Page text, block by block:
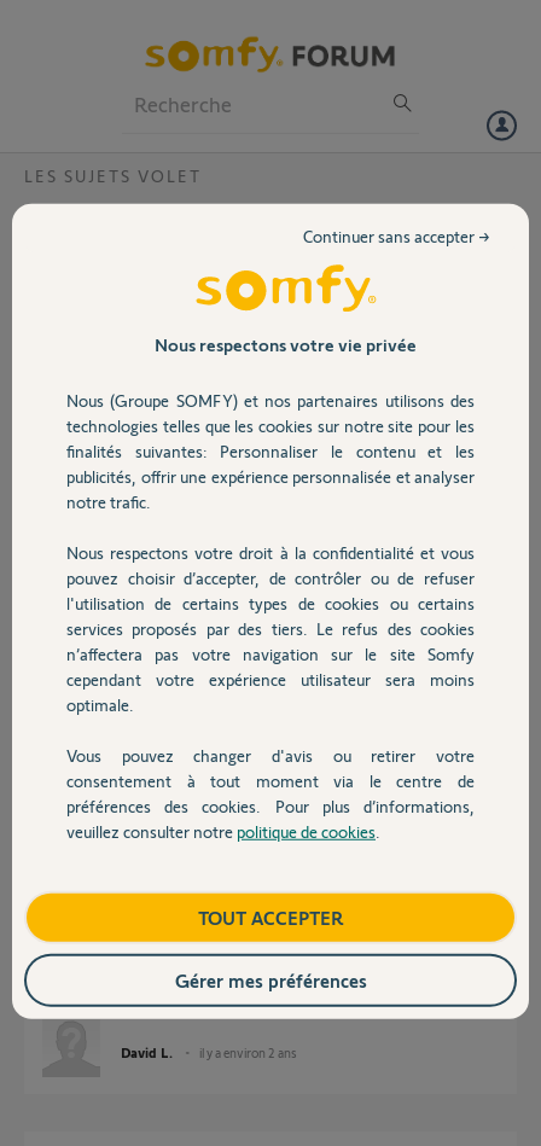
Volet
Sécurité
Domotique
Chauffage
Autres produits
Devis avec un pro
Contact
LES SUJETS VOLET
L’un de mes volets roulants io a disparu de mon application du jour au
Je n’arrive pas à le remettre
PIN TaHoma : 2034-8576-5185
il y a environ 2 ans
Réponses
J'ai pu récupérer le volet manquant.
Bonne journée,
il y a environ 2 ans
Bonjour Vanessa,
Un grand merci à vous c’est super
David L. il y a environ 2 ans
Nous respectons votre vie privée
Nous (Groupe SOMFY) et nos partenaires utilisons des
technologies telles que les cookies sur notre site pour les
finalités suivantes: Personnaliser le contenu et les
publicités, offrir une expérience personnalisée et analyser
notre trafic.
Nous respectons votre droit à la confidentialité et vous
pouvez choisir d’accepter, de contrôler ou de refuser
l'utilisation de certains types de cookies ou certains
services proposés par des tiers. Le refus des cookies
n’affectera pas votre navigation sur le site Somfy
cependant votre expérience utilisateur sera moins
optimale.
Vous pouvez changer d'avis ou retirer votre
consentement à tout moment via le centre de
préférences des cookies. Pour plus d’informations,
veuillez consulter notre politique de cookies
Continuer sans accepter →
TOUT ACCEPTER
Gérer mes préférences